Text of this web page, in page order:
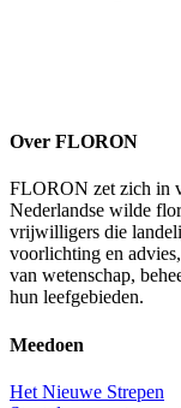
Over FLORON
FLORON zet zich in
Nederlandse wilde
vrijwilligers die
voorlichting en
van wetenschap,
hun leefgebieden.
Meedoen
Het Nieuwe Strepen